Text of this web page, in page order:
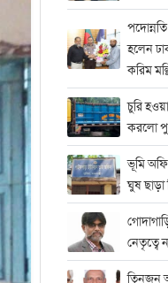
হলেন
করিম
চুরি
করলো
ভূমি
ঘুষ ছাড়া
নেতৃত্বে
তিনজন